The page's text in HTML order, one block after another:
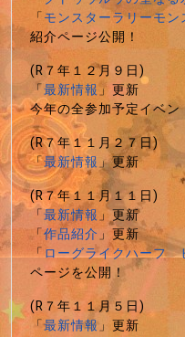
「モンスターラリーモン
紹介ページ公開！
(R７年１２月９日)
「最新情報」更新
今年の全参加予定イベン
(R７年１１月２７日)
「最新情報」更新
(R７年１１月１１日)
「最新情報」更新
「作品紹介」更新
「ローグライクハーフ
ページを公開！
(R７年１１月５日)
「最新情報」更新